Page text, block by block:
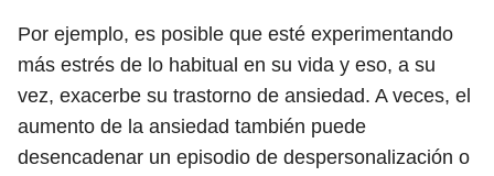
Por ejemplo, es posible que esté experimentando
más estrés de lo habitual en su vida y eso, a su
vez, exacerbe su trastorno de ansiedad. A veces, el
aumento de la ansiedad también puede
desencadenar un episodio de despersonalización o